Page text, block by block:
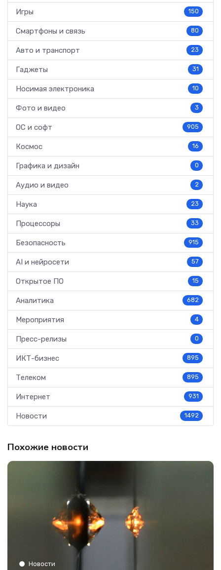
Игры 150
Смартфоны и связь 80
Авто и транспорт 23
Гаджеты 31
Носимая электроника 10
Фото и видео 3
ОС и софт 905
Космос 16
Графика и дизайн 0
Аудио и видео 2
Наука 23
Процессоры 33
Безопасность 915
AI и нейросети 57
Открытое ПО 15
Аналитика 682
Мероприятия 4
Пресс-релизы 0
ИКТ-бизнес 895
Телеком 895
Интернет 931
Новости 1492
Похожие новости
Новости